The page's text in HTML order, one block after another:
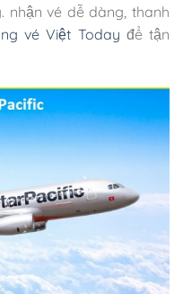
nhận vé dễ dàng, thanh
vé Việt Today để tận